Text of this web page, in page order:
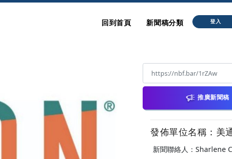
回到首頁 新聞稿分類 登入
推廣新聞稿
發佈單位名稱：美
新聞聯絡人：Sharlene